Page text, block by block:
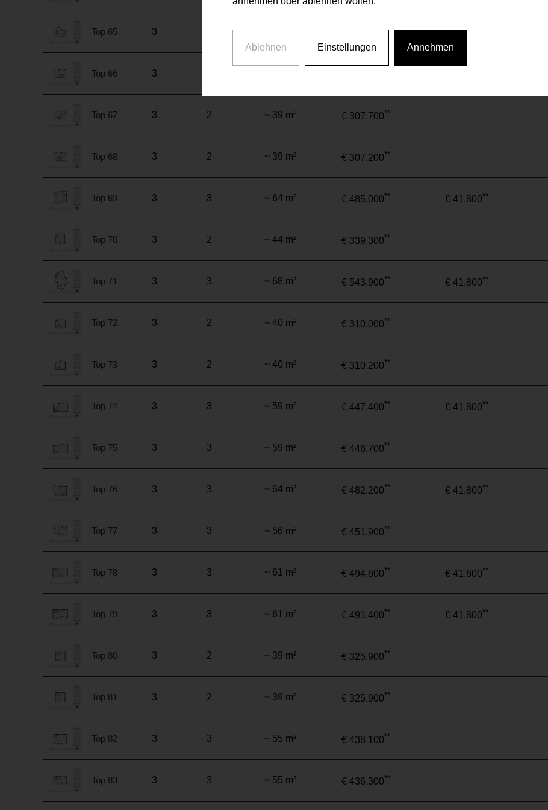
Top 65 3 ~ 39 m² € 310.400**
Top 66 3
Top 67 3 2 ~ 39 m² € 307.700**
Top 68 3 2 ~ 39 m² € 307.200**
Top 69 3 3 ~ 64 m² € 485.000** € 41.800**
Top 70 3 2 ~ 44 m² € 339.300**
Top 71 3 3 ~ 68 m² € 543.900** € 41.800**
Top 72 3 2 ~ 40 m² € 310.000**
Top 73 3 2 ~ 40 m² € 310.200**
Top 74 3 3 ~ 59 m² € 447.400** € 41.800**
Top 75 3 3 ~ 59 m² € 446.700**
Top 76 3 3 ~ 64 m² € 482.200** € 41.800**
Top 77 3 3 ~ 56 m² € 451.900**
Top 78 3 3 ~ 61 m² € 494.800** € 41.800**
Top 79 3 3 ~ 61 m² € 491.400** € 41.800**
Top 80 3 2 ~ 39 m² € 325.900**
Top 81 3 2 ~ 39 m² € 325.900**
Top 82 3 3 ~ 55 m² € 438.100**
Top 83 3 3 ~ 55 m² € 436.300**
Ablehnen Einstellungen Annehmen